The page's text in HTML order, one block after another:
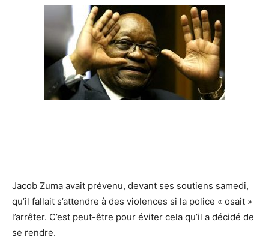
Jacob Zuma avait prévenu, devant ses soutiens samedi,
qu’il fallait s’attendre à des violences si la police « osait »
l’arrêter. C’est peut-être pour éviter cela qu’il a décidé de
se rendre.